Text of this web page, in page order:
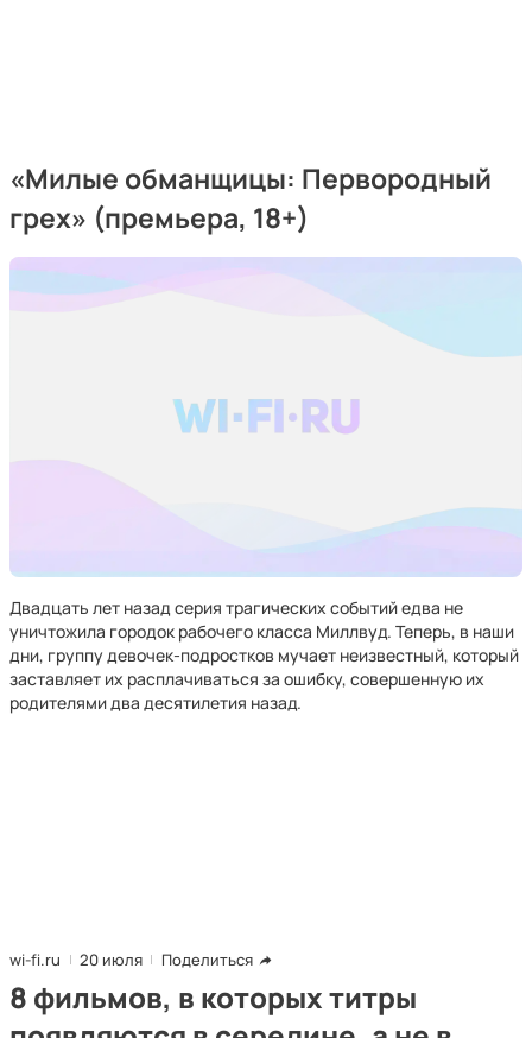
«Милые обманщицы: Первородный
грех» (премьера, 18+)
Двадцать лет назад серия трагических событий едва не
уничтожила городок рабочего класса Миллвуд. Теперь, в наши
дни, группу девочек-подростков мучает неизвестный, который
заставляет их расплачиваться за ошибку, совершенную их
родителями два десятилетия назад.
wi-fi.ru 20 июля Поделиться
8 фильмов, в которых титры